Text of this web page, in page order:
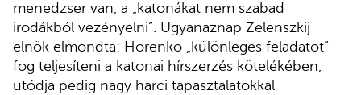
menedzser van, a „katonákat nem szabad
irodákból vezényelni”. Ugyanaznap Zelenszkij
elnök elmondta: Horenko „különleges feladatot”
fog teljesíteni a katonai hírszerzés kötelékében,
utódja pedig nagy harci tapasztalatokkal